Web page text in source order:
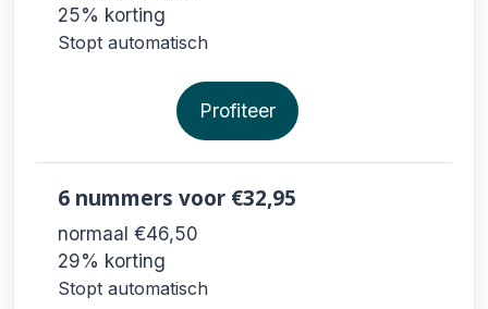
25% korting
Stopt automatisch
Profiteer
6 nummers voor €32,95
normaal €46,50
29% korting
Stopt automatisch